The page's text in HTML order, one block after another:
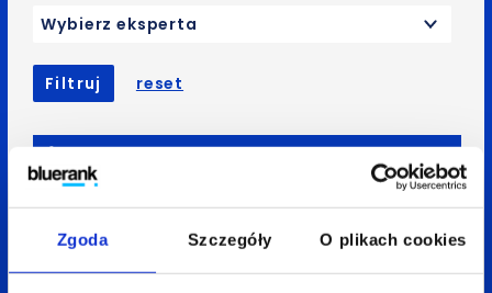
Zgoda Szczegóły O plikach cookies
Wybierz eksperta
Filtruj reset